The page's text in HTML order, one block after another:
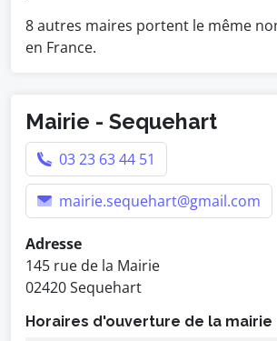
8 autres maires portent le même
en France.
Mairie - Sequehart
03 23 63 44 51
mairie.sequehart@gmail.com
Adresse
145 rue de la Mairie
02420 Sequehart
Horaires d'ouverture de la mairie